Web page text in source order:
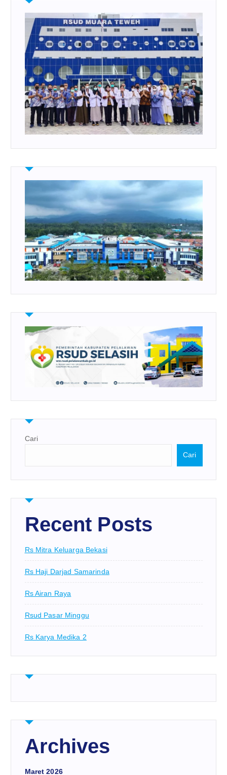
Cari
Cari
Recent Posts
Rs Mitra Keluarga Bekasi
Rs Haji Darjad Samarinda
Rs Airan Raya
Rsud Pasar Minggu
Rs Karya Medika 2
Archives
Maret 2026